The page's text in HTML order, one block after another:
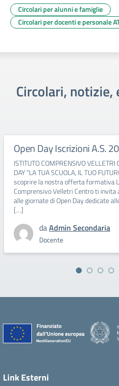
Circolari per alunni e famiglie
Circolari per docenti e personale
Circolari,
Open Day Iscrizioni A.S.
ISTITUTO COMPRENSIVO VELLETRI
DAY “LA TUA SCUOLA, IL TUO
scoprire la nostra offerta formativa
Comprensivo Velletri Centro ti invita
alle giornate di Open Day dedicate
[…]
daAdmin Secondaria
Docente
Link Esterni